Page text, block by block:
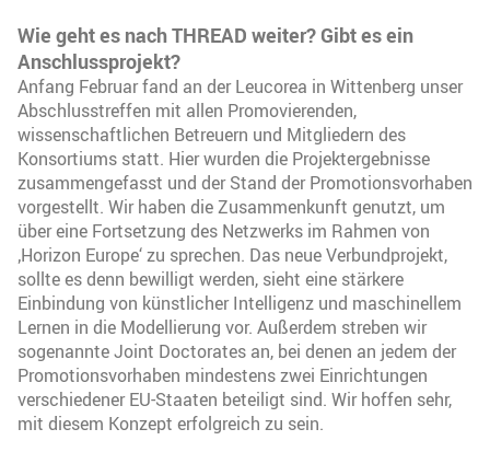
Wie geht es nach THREAD weiter? Gibt es ein
Anschlussprojekt?
Anfang Februar fand an der Leucorea in Wittenberg unser
Abschlusstreffen mit allen Promovierenden,
wissenschaftlichen Betreuern und Mitgliedern des
Konsortiums statt. Hier wurden die Projektergebnisse
zusammengefasst und der Stand der Promotionsvorhaben
vorgestellt. Wir haben die Zusammenkunft genutzt, um
über eine Fortsetzung des Netzwerks im Rahmen von
‚Horizon Europe‘ zu sprechen. Das neue Verbundprojekt,
sollte es denn bewilligt werden, sieht eine stärkere
Einbindung von künstlicher Intelligenz und maschinellem
Lernen in die Modellierung vor. Außerdem streben wir
sogenannte Joint Doctorates an, bei denen an jedem der
Promotionsvorhaben mindestens zwei Einrichtungen
verschiedener EU-Staaten beteiligt sind. Wir hoffen sehr,
mit diesem Konzept erfolgreich zu sein.